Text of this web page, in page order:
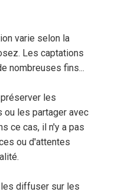
varie selon la
Les captations
nombreuses fins...
les
ou les partager avec
ce cas, il n'y a pas
ou d'attentes
diffuser sur les